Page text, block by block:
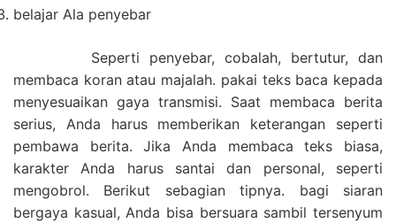
belajar Ala penyebar
Seperti penyebar, cobalah, bertutur, dan
membaca koran atau majalah. pakai teks baca kepada
menyesuaikan gaya transmisi. Saat membaca berita
serius, Anda harus memberikan keterangan seperti
pembawa berita. Jika Anda membaca teks biasa,
karakter Anda harus santai dan personal, seperti
mengobrol. Berikut sebagian tipnya. bagi siaran
bergaya kasual, Anda bisa bersuara sambil tersenyum